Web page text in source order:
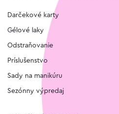
Darčekové karty
Gélové laky
Odstraňovanie
Príslušenstvo
Sady na manikúru
Sezónny výpredaj